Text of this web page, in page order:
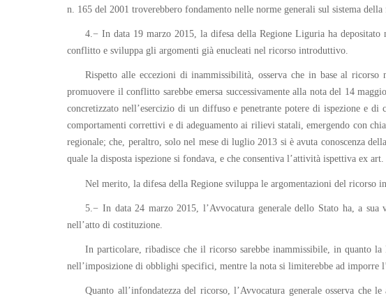
n. 165 del 2001 troverebbero fondamento nelle norme generali sul sistema
4.− In data 19 marzo 2015, la difesa della Regione Liguria ha
conflitto e sviluppa gli argomenti già enucleati nel ricorso introduttivo.
Rispetto alle eccezioni di inammissibilità, osserva che in base al
promuovere il conflitto sarebbe emersa successivamente alla nota del 14
concretizzato nell’esercizio di un diffuso e penetrante potere di ispezione e
comportamenti correttivi e di adeguamento ai rilievi statali, emergendo con
regionale; che, peraltro, solo nel mese di luglio 2013 si è avuta conoscenza
quale la disposta ispezione si fondava, e che consentiva l’attività ispettiva ex
Nel merito, la difesa della Regione sviluppa le argomentazioni del ricorso
5.− In data 24 marzo 2015, l’Avvocatura generale dello Stato ha, a
nell’atto di costituzione.
In particolare, ribadisce che il ricorso sarebbe inammissibile, in quanto la
nell’imposizione di obblighi specifici, mentre la nota si limiterebbe ad
Quanto all’infondatezza del ricorso, l’Avvocatura generale osserva che